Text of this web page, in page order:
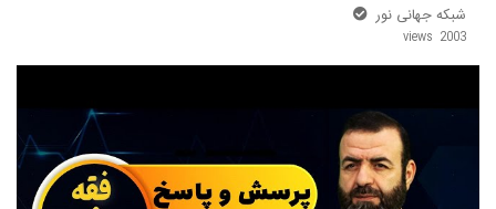
شبکه جهانی نور
2003 views